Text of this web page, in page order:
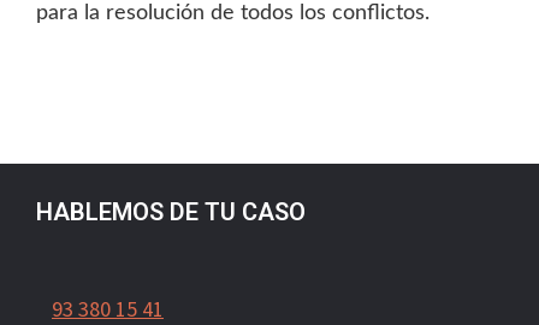
para la resolución de todos los conflictos.
HABLEMOS DE TU CASO
93 380 15 41